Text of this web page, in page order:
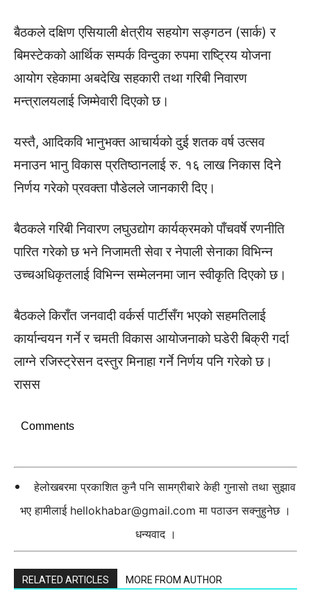
बैठकले दक्षिण एसियाली क्षेत्रीय सहयोग सङ्गठन (सार्क) र
बिमस्टेकको आर्थिक सम्पर्क विन्दुका रुपमा राष्ट्रिय योजना
आयोग रहेकामा अबदेखि सहकारी तथा गरिबी निवारण
मन्त्रालयलाई जिम्मेवारी दिएको छ।
यस्तै, आदिकवि भानुभक्त आचार्यको दुई शतक वर्ष उत्सव
मनाउन भानु विकास प्रतिष्ठानलाई रु. १६ लाख निकास दिने
निर्णय गरेको प्रवक्ता पौडेलले जानकारी दिए।
बैठकले गरिबी निवारण लघुउद्योग कार्यक्रमको पाँचवर्षे रणनीति
पारित गरेको छ भने निजामती सेवा र नेपाली सेनाका विभिन्न
उच्चअधिकृतलाई विभिन्न सम्मेलनमा जान स्वीकृति दिएको छ।
बैठकले किराँत जनवादी वर्कर्स पार्टीसँग भएको सहमतिलाई
कार्यान्वयन गर्ने र चमती विकास आयोजनाको घडेरी बिक्री गर्दा
लाग्ने रजिस्ट्रेसन दस्तुर मिनाहा गर्ने निर्णय पनि गरेको छ।
रासस
Comments
हेलोखबरमा प्रकाशित कुनै पनि सामग्रीबारे केही गुनासो तथा सुझाव
भए हामीलाई hellokhabar@gmail.com मा पठाउन सक्नुहुनेछ ।
धन्यवाद ।
RELATED ARTICLES MORE FROM AUTHOR